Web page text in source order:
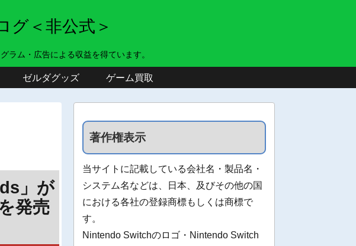
グ＜非公式＞
ラム・広告による収益を得ています。
ゼルダグッズ ゲーム買取
」が
発売
著作権表示
当サイトに記載している会社名・製品名・
システム名などは、日本、及びその他の国
における各社の登録商標もしくは商標で
す。
Nintendo Switchのロゴ・Nintendo Switch